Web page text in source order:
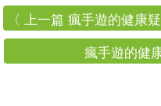
〈 上一篇 瘋手遊的健康
瘋手遊的健